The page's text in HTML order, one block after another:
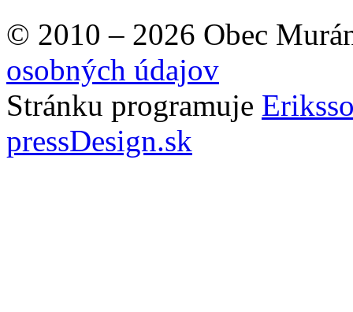
© 2010 – 2026 Obec
osobných údajov
Stránku programuje
pressDesign.sk